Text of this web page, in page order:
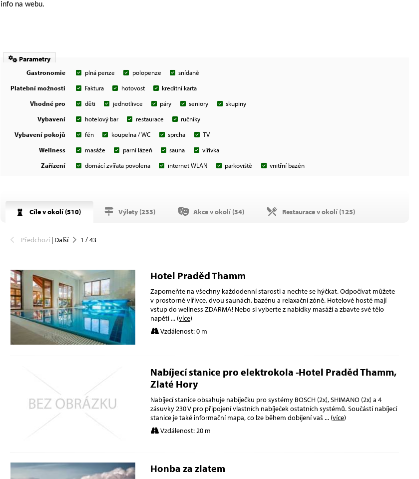
info na webu.
Parametry
Gastronomie plná penze polopenze
snídaně
Platební možnosti
Faktura hotovost
kreditní karta
Vhodné pro
děti jednotlivce páry seniory
skupiny
Vybavení
hotelový bar restaurace
ručníky
Vybavení pokojů
fén koupelna / WC sprcha
TV
Wellness
masáže parní lázeň sauna
vířivka
Zařízení
domácí zvířata povolena internet WLAN parkoviště vnitřní bazén
Cíle v okolí (510) Výlety (233) Akce v okolí (34) Restaurace v okolí (125)
Předchozí | Další 1 /43
Hotel Praděd Thamm
Zapomeňte na všechny každodenní starosti a nechte se hýčkat. Odpočívat můžete
v prostorné vířivce, dvou saunách, bazénu a relaxační zóně. Hotelové hosté mají
vstup do wellness ZDARMA! Nebo si vyberte z nabídky masáží a zbavte své tělo
napětí... (více)
Vzdálenost: 0 m
Nabíjecí stanice pro elektrokola -Hotel Praděd Thamm,
Zlaté Hory
Nabíjecí stanice obsahuje nabíječku pro systémy BOSCH (2x), SHIMANO (2x) a 4
zásuvky 230 V pro připojení vlastních nabíječek ostatních systémů. Součástí nabíjecí
stanice je také informační mapa, co lze během dobíjení vaš ... (více)
Vzdálenost: 20 m
Honba za zlatem